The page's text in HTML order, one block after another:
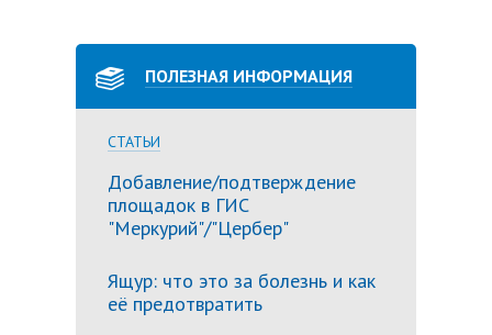
ПОЛЕЗНАЯ ИНФОРМАЦИЯ
СТАТЬИ
Добавление/подтверждение
площадок в ГИС
"Меркурий"/"Цербер"
Ящур: что это за болезнь и как
её предотвратить